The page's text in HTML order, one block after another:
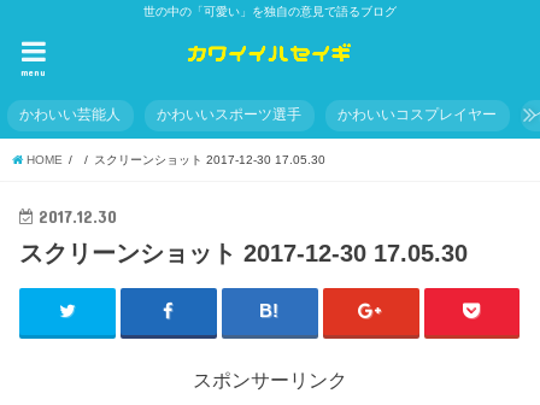
世の中の「可愛い」を独自の意見で語るブログ
menu
かわいい芸能人 かわいいスポーツ選手 かわいいコスプレイヤー
HOME スクリーンショット 2017-12-30 17.05.30
2017.12.30
スクリーンショット 2017-12-30 17.05.30
スポンサーリンク